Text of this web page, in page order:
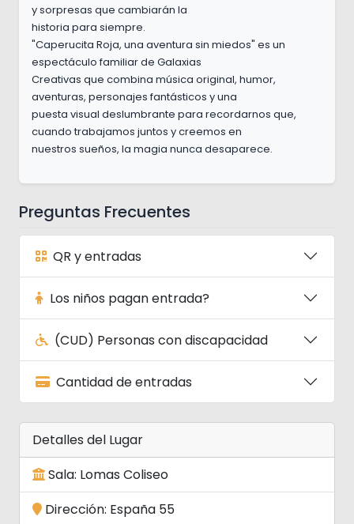
y sorpresas que cambiarán la
historia para siempre.
"Caperucita Roja, una aventura sin miedos" es un
espectáculo familiar de Galaxias
Creativas que combina música original, humor,
aventuras, personajes fantásticos y una
puesta visual deslumbrante para recordarnos que,
cuando trabajamos juntos y creemos en
nuestros sueños, la magia nunca desaparece.
Preguntas Frecuentes
QR y entradas
Los niños pagan entrada?
(CUD) Personas con discapacidad
Cantidad de entradas
Detalles del Lugar
Sala: Lomas Coliseo
Dirección: España 55